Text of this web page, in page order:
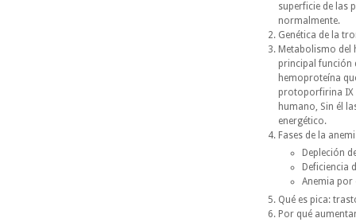
superficie de las
normalmente.
Genética de la
Metabolismo del
principal función
hemoproteína
protoporfirina IX
humano, Sin él
energético.
Fases de la
Depleción
Deficiencia
Anemia por
Qué es pica:
Por qué